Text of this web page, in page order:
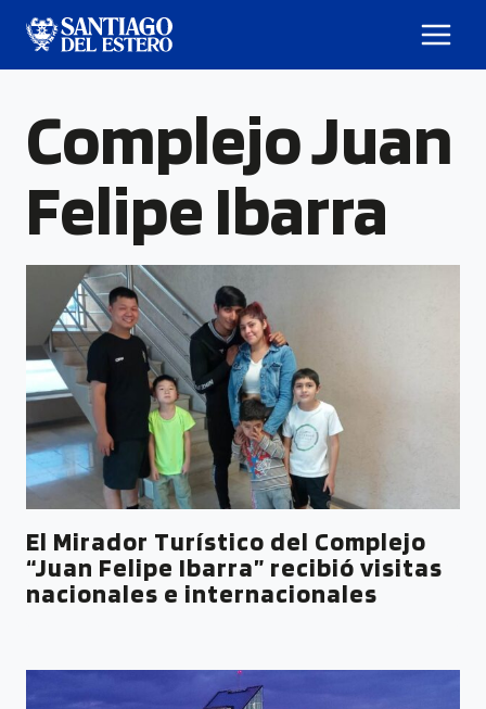
Complejo Juan
Felipe Ibarra
El Mirador Turístico del Complejo
“Juan Felipe Ibarra” recibió visitas
nacionales e internacionales